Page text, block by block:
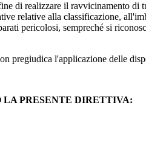
di realizzare il ravvicinamento
relative alla classificazione,
pericolosi, sempreché si
pregiudica l'applicazione delle
LA PRESENTE DIRETTIVA: